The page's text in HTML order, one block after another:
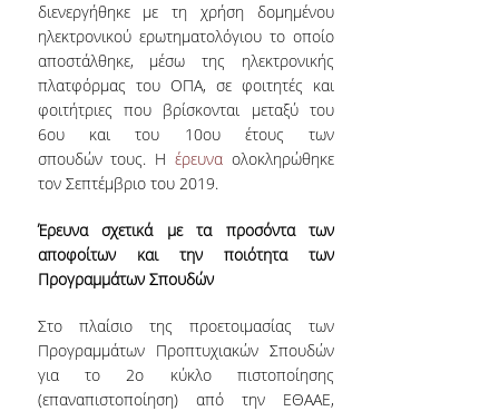
διενεργήθηκε με τη χρήση δομημένου
ηλεκτρονικού ερωτηματολόγιου το οποίο
αποστάλθηκε, μέσω της ηλεκτρονικής
πλατφόρμας του ΟΠΑ, σε φοιτητές και
φοιτήτριες που βρίσκονται μεταξύ του
6ουκαι του 10ουέτους των
σπουδών τους. Ηέρευνα ολοκληρώθηκε
τον Σεπτέμβριο του 2019.
Έρευνα σχετικά με τα προσόντα των
αποφοίτων και την ποιότητα των
Προγραμμάτων Σπουδών
Στο πλαίσιο της προετοιμασίας των
Προγραμμάτων Προπτυχιακών Σπουδών
για το 2ο κύκλο πιστοποίησης
(επαναπιστοποίηση) από την ΕΘΑΑΕ,